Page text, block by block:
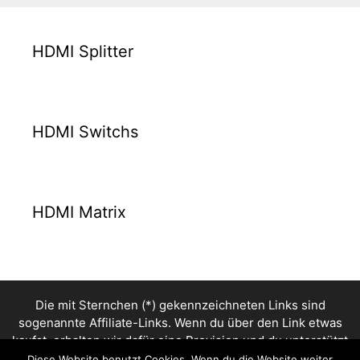
HDMI Splitter
HDMI Switchs
HDMI Matrix
Die mit Sternchen (*) gekennzeichneten Links sind
sogenannte Affiliate-Links. Wenn du über den Link etwas
kaufst, erhalten wir dafür eine Provision und du unterstützt